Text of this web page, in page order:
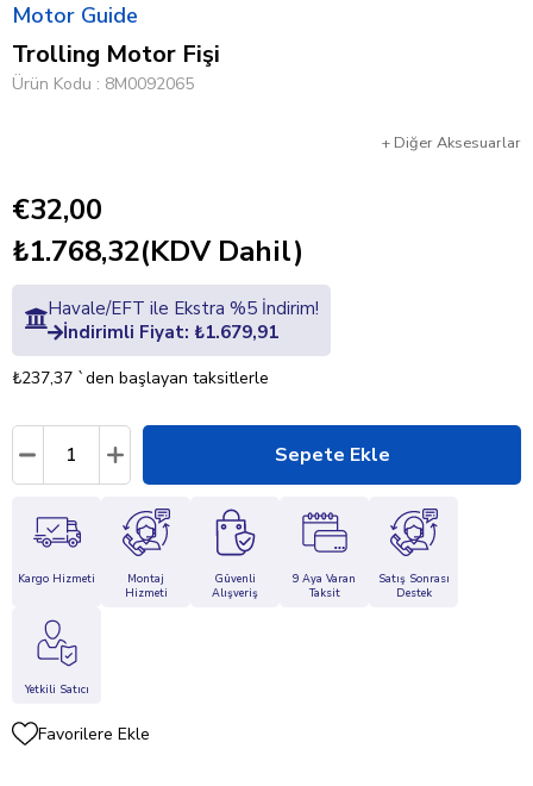
Motor Guide
Trolling Motor Fişi
Ürün Kodu 8M0092065
+ DiğerAksesuarlar
€32,00
₺1.768,32(KDV Dahil)
Havale/EFT ile Ekstra %5 İndirim!
İndirimli Fiyat: ₺1.679,91
₺237,37 `den başlayan taksitlerle
Kargo Hizmeti
Montaj
Hizmeti
Güvenli
Alışveriş
9 Aya Varan
Taksit
Satış Sonrası
Destek
Yetkili Satıcı
Favorilere Ekle